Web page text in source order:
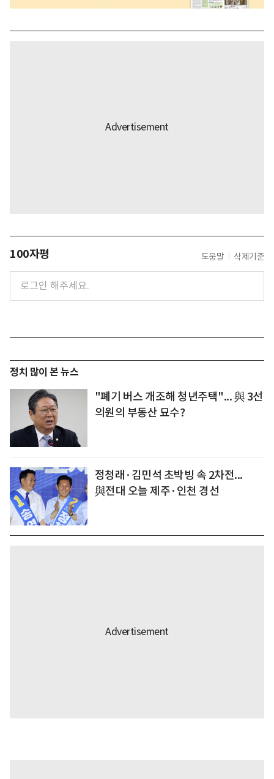
100자평 도움말 삭제기준
정치 많이 본 뉴스
"폐기 버스 개조해 청년주택"... 與 3선
의원의 부동산 묘수?
정청래·김민석 초박빙 속 2차전...
與전대 오늘 제주·인천 경선